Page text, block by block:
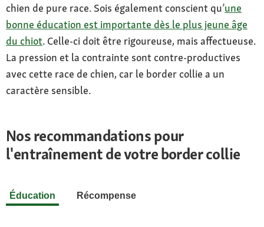
chien de pure race. Sois également conscient qu’une
bonne éducation est importante dès le plus jeune âge
du chiot. Celle-ci doit être rigoureuse, mais affectueuse.
La pression et la contrainte sont contre-productives
avec cette race de chien, car le border collie a un
caractère sensible.
Nos recommandations pour
l'entraînement de votre border collie
Éducation Récompense